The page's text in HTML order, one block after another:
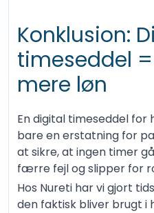
Konklusion:
timeseddel
mere løn
En digital timeseddel
bare en erstatning for
at sikre, at ingen timer
færre fejl og slipper for
Hos Nureti har vi gjort
den faktisk bliver brugt i